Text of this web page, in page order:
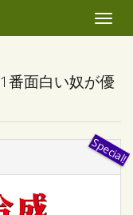
Toggle
番面白い奴が優